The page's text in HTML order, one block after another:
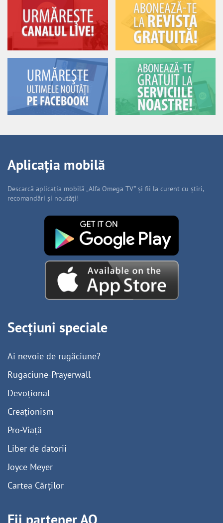
Aplicația mobilă
Descarcă aplicația mobilă „Alfa Omega TV” și fii la curent cu știri,
recomandări și noutăți!
Secțiuni speciale
Ai nevoie de rugăciune?
Rugaciune-Prayerwall
Devoțional
Creaționism
Pro-Viață
Liber de datorii
Joyce Meyer
Cartea Cărților